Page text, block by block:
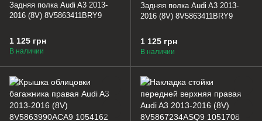
Задняя полка Audi A3 2013-
2016 (8V) 8V5863411BRY9
1 125 грн
В наличии
Задняя полка Audi A3 2013-
2016 (8V) 8V5863411BRY9
1 125 грн
В наличии